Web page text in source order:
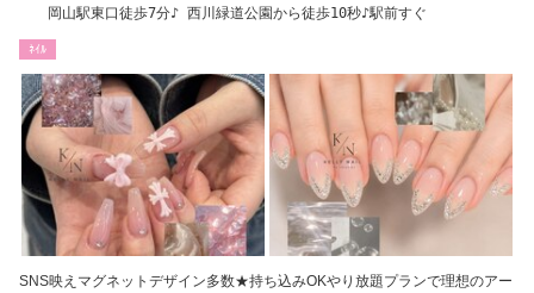
岡山駅東口徒歩7分♪ 西川緑道公園から徒歩10秒♪駅前すぐ
ﾈｲﾙ
SNS映えマグネットデザイン多数★持ち込みOKやり放題プランで理想のアー